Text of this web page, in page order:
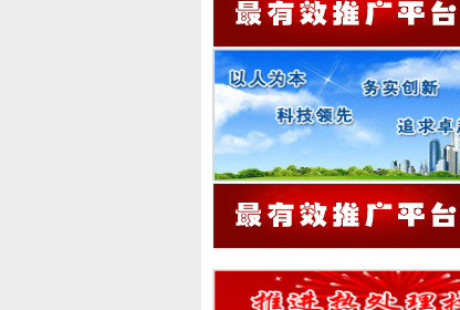
Cr12MoV 球化退火工艺